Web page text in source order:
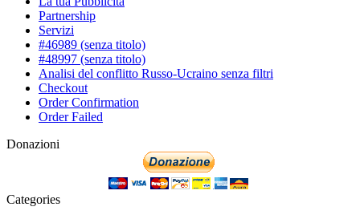
Partnership
Servizi
#46989 (senza titolo)
#48997 (senza titolo)
Analisi del conflitto Russo-Ucraino senza filtri
Checkout
Order Confirmation
Order Failed
Donazioni
Categories